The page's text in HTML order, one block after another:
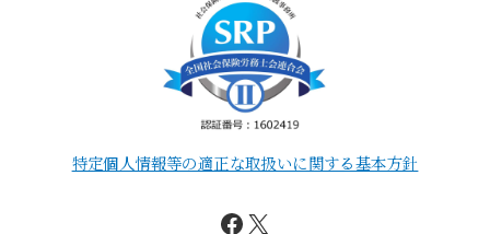
特定個人情報等の適正な取扱いに関する基本方針
Facebook
X